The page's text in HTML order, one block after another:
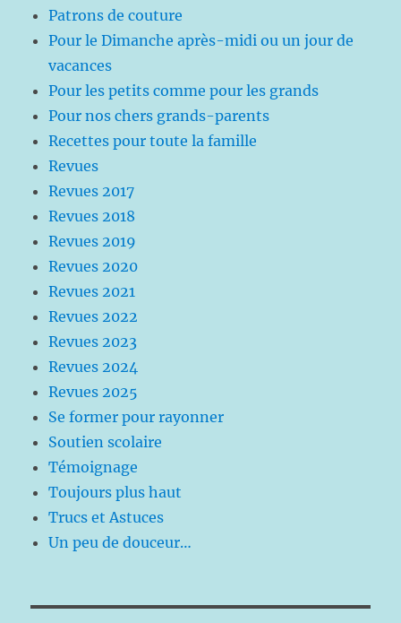
Patrons de couture
Pour le Dimanche après-midi ou un jour de
vacances
Pour les petits comme pour les grands
Pour nos chers grands-parents
Recettes pour toute la famille
Revues
Revues 2017
Revues 2018
Revues 2019
Revues 2020
Revues 2021
Revues 2022
Revues 2023
Revues 2024
Revues 2025
Se former pour rayonner
Soutien scolaire
Témoignage
Toujours plus haut
Trucs et Astuces
Un peu de douceur…